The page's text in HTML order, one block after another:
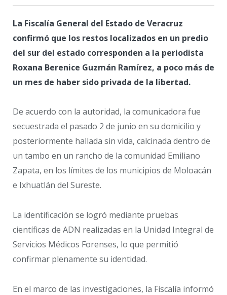
La Fiscalía General del Estado de Veracruz
confirmó que los restos localizados en un predio
del sur del estado corresponden a la periodista
Roxana Berenice Guzmán Ramírez, a poco más de
un mes de haber sido privada de la libertad.
De acuerdo con la autoridad, la comunicadora fue
secuestrada el pasado 2 de junio en su domicilio y
posteriormente hallada sin vida, calcinada dentro de
un tambo en un rancho de la comunidad Emiliano
Zapata, en los límites de los municipios de Moloacán
e Ixhuatlán del Sureste.
La identificación se logró mediante pruebas
científicas de ADN realizadas en la Unidad Integral de
Servicios Médicos Forenses, lo que permitió
confirmar plenamente su identidad.
En el marco de las investigaciones, la Fiscalía informó